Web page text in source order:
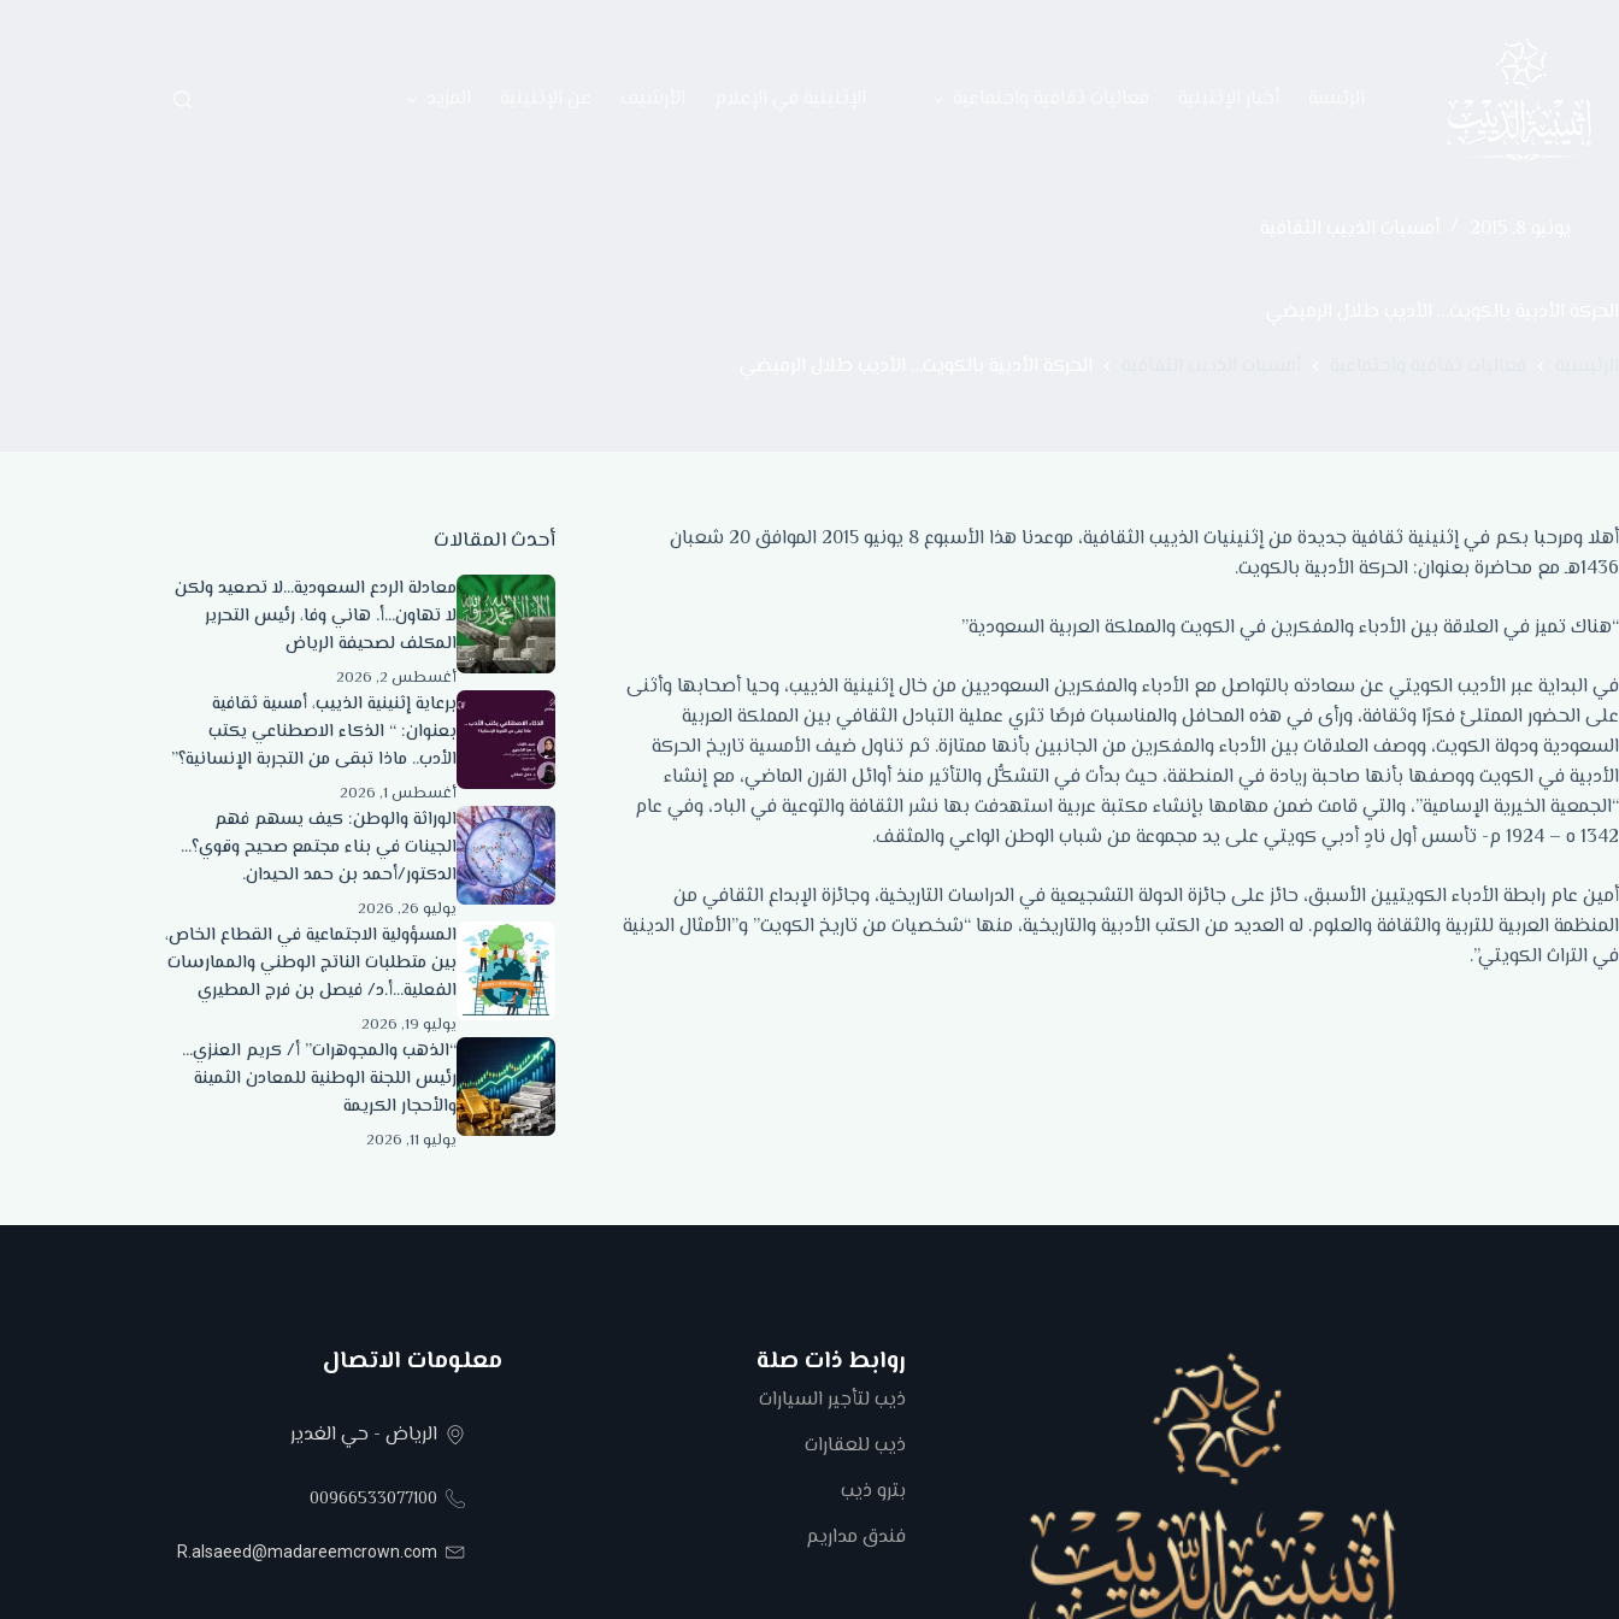
أهلا ومرحبا بكم في إثنينية ثقافية جديدة من إثنينيات الذييب الثقافية، موعدنا هذا الأسبوع 8 يونيو 2015 الموافق 20 شعبان
1436هـ مع محاضرة بعنوان: الحركة الأدبية بالكويت.
“هناك تميز في العلاقة بين الأدباء والمفكرين في الكويت والمملكة العربية السعودية”
في البداية عبر الأديب الكويتي عن سعادته بالتواصل مع الأدباء والمفكرين السعوديين من خال إثنينية الذييب، وحيا أصحابها وأثنى
على الحضور الممتلئ فكرًا وثقافة، ورأى في هذه المحافل والمناسبات فرصًا تثري عملية التبادل الثقافي بين المملكة العربية
السعودية ودولة الكويت، ووصف العلاقات بين الأدباء والمفكرين من الجانبين بأنها ممتازة. ثم تناول ضيف الأمسية تاريخ الحركة
الأدبية في الكويت ووصفها بأنها صاحبة ريادة في المنطقة، حيث بدأت في التشكُّل والتأثير منذ أوائل القرن الماضي، مع إنشاء
“الجمعية الخيرية الإسامية”، والتي قامت ضمن مهامها بإنشاء مكتبة عربية استهدفت بها نشر الثقافة والتوعية في الباد، وفي عام
1342 ه – 1924 م- تأسس أول نادٍ أدبي كويتي على يد مجموعة من شباب الوطن الواعي والمثقف.
أمين عام رابطة الأدباء الكويتيين الأسبق، حائز على جائزة الدولة التشجيعية في الدراسات التاريخية، وجائزة الإبداع الثقافي من
المنظمة العربية للتربية والثقافة والعلوم. له العديد من الكتب الأدبية والتاريخية، منها “شخصيات من تاريخ الكويت” و”الأمثال الدينية
في التراث الكويتي”.
أحدث المقالات
معادلة الردع السعودية…لا تصعيد ولكن
لا تهاون…أ. هاني وفا، رئيس التحرير
المكلف لصحيفة الرياض
أغسطس 2, 2026
برعاية إثنينية الذييب، أمسية ثقافية
بعنوان: “ الذكاء الاصطناعي يكتب
الأدب.. ماذا تبقى من التجربة الإنسانية؟”
أغسطس 1, 2026
الوراثة والوطن: كيف يسهم فهم
الجينات في بناء مجتمع صحيح وقوي؟…
الدكتور/أحمد بن حمد الحيدان.
يوليو 26, 2026
المسؤولية الاجتماعية في القطاع الخاص،
بين متطلبات الناتج الوطني والممارسات
الفعلية…أ.د/ فيصل بن فرج المطيري
يوليو 19, 2026
“الذهب والمجوهرات” أ/ كريم العنزي…
رئيس اللجنة الوطنية للمعادن الثمينة
والأحجار الكريمة
يوليو 11, 2026
روابط ذات صلة
ذيب لتأجير السيارات
ذيب للعقارات
بترو ذيب
فندق مداريم
معلومات الاتصال
الرياض - حي الغدير
00966533077100
R.alsaeed@madareemcrown.com